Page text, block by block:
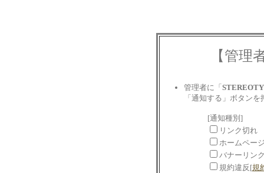
【管理
管理者に「
「通知する」ボタン
[通知種別]
リンク切れ
ホームペー
バナーリン
規約違反[規